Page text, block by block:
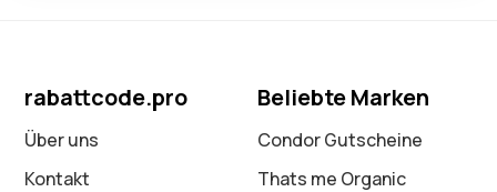
rabattcode.pro
Über uns
Kontakt
Beliebte Marken
Condor Gutscheine
Thats me Organic